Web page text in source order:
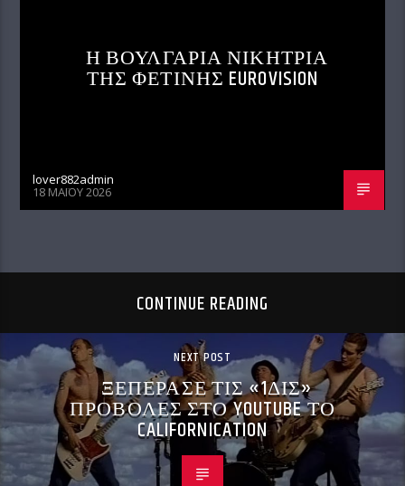
Η ΒΟΥΛΓΑΡΙΑ ΝΙΚΗΤΡΙΑ
ΤΗΣ ΦΕΤΙΝΗΣ EUROVISION
lover882admin
18 ΜΑΪ́ΟΥ 2026
CONTINUE READING
NEXT POST
ΞΕΠΕΡΑΣΕ ΤΙΣ «1ΔΙΣ»
ΠΡΟΒΟΛΕΣ ΣΤΟ YOUTUBE ΤΟ
CALIFORNICATION